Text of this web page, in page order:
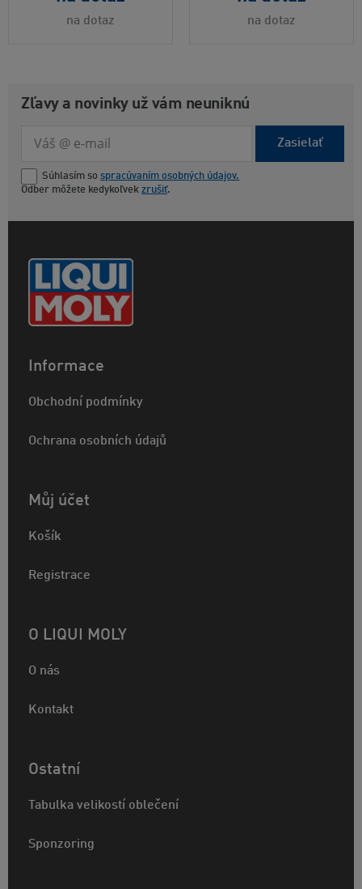
na dotaz na dotaz
Zľavy a novinky už vám neuniknú
Zasielať
Súhlasím so spracúvaním osobných údajov.
Odber môžete kedykoľvek zrušiť.
Informace
Obchodní podmínky
Ochrana osobních údajů
Můj účet
Košík
Registrace
O LIQUI MOLY
O nás
Kontakt
Ostatní
Tabulka velikostí oblečení
Sponzoring